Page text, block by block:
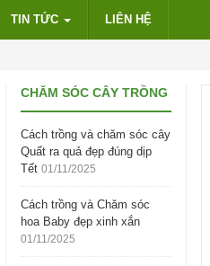
TIN TỨC LIÊN HỆ
CHĂM SÓC CÂY TRỒNG
Cách trồng và chăm sóc cây
Quất ra quả đẹp đúng dịp
Tết 01/11/2025
Cách trồng và Chăm sóc
hoa Baby đẹp xinh xắn
01/11/2025